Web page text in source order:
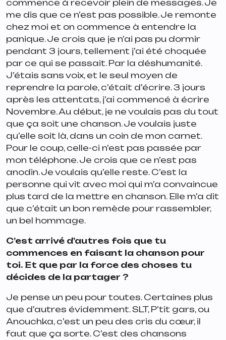
commence à recevoir plein de messages. Je
me dis que ce n’est pas possible. Je remonte
chez moi et on commence à entendre la
panique. Je crois que je n’ai pas pu dormir
pendant 3 jours, tellement j’ai été choquée
par ce qui se passait. Par la déshumanité.
J’étais sans voix, et le seul moyen de
reprendre la parole, c’était d’écrire. 3 jours
après les attentats, j’ai commencé à écrire
Novembre. Au début, je ne voulais pas du tout
que ça soit une chanson. Je voulais juste
qu’elle soit là, dans un coin de mon carnet.
Pour le coup, celle-ci n’est pas passée par
mon téléphone. Je crois que ce n’est pas
anodin. Je voulais qu’elle reste. C’est la
personne qui vit avec moi qui m’a convaincue
plus tard de la mettre en chanson. Elle m’a dit
que c’était un bon remède pour rassembler,
un bel hommage.
C’est arrivé d’autres fois que tu
commences en faisant la chanson pour
toi. Et que par la force des choses tu
décides de la partager ?
Je pense un peu pour toutes. Certaines plus
que d’autres évidemment. SLT, P’tit gars, ou
Anouchka, c’est un peu des cris du cœur, il
faut que ça sorte. C’est des chansons